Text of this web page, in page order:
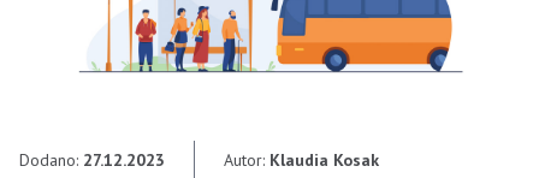
Dodano: 27.12.2023 Autor: Klaudia Kosak